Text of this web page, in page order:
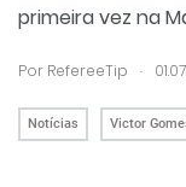
primeira vez na
Por RefereeTip .
Notícias Victor